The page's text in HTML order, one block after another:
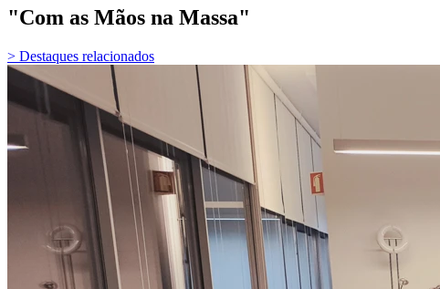
"Com as Mãos na Massa"
> Destaques relacionados